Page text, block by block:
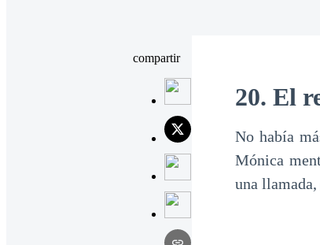
compartir
20. El
No había
Mónica
una